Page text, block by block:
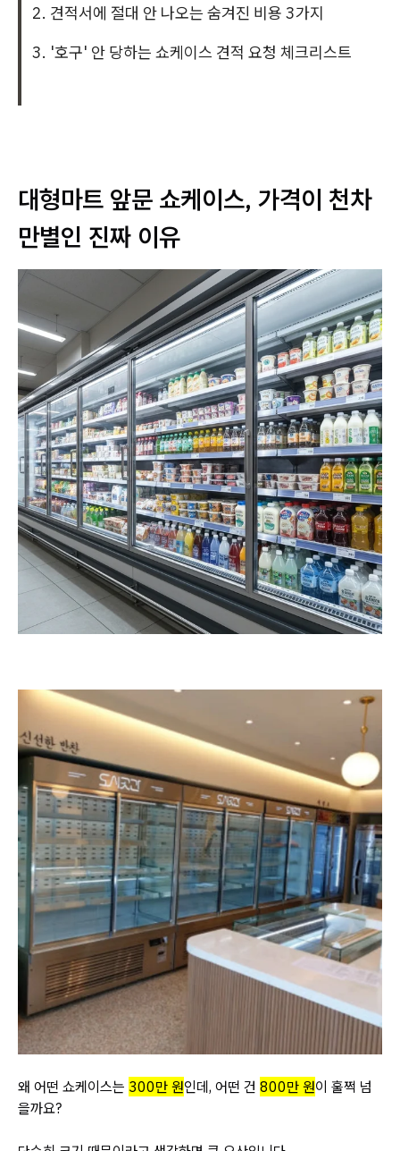
2. 견적서에 절대 안 나오는 숨겨진 비용 3가지
3. '호구' 안 당하는 쇼케이스 견적 요청 체크리스트
대형마트 앞문 쇼케이스, 가격이 천차
만별인 진짜 이유
왜 어떤 쇼케이스는 300만 원인데, 어떤 건 800만 원이 훌쩍 넘
을까요?